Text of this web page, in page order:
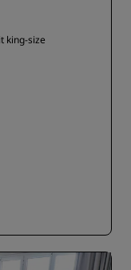
king-size